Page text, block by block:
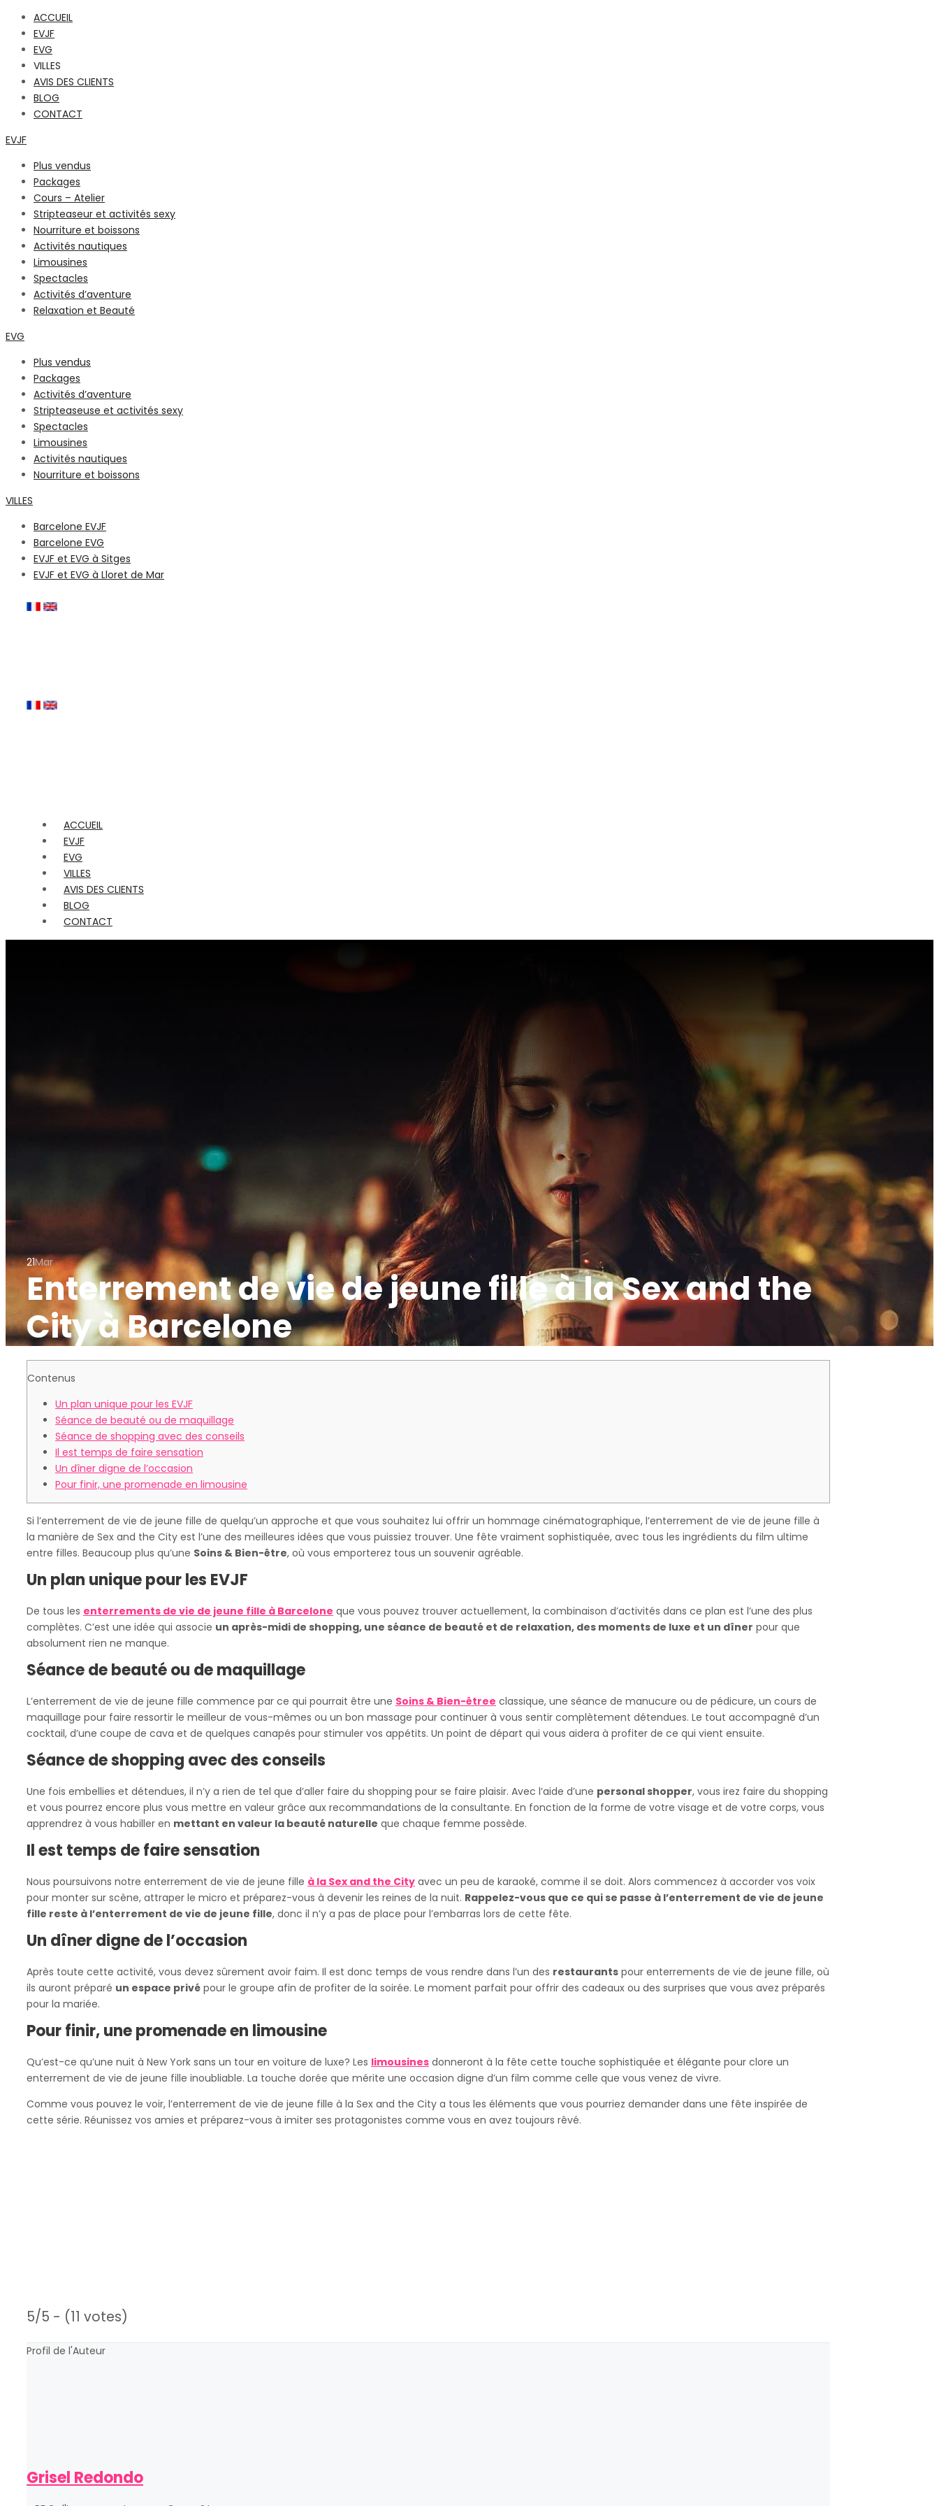
ACCUEIL
EVJF
EVG
VILLES
AVIS DES CLIENTS
BLOG
CONTACT
EVJF
Plus vendus
Packages
Cours – Atelier
Stripteaseur et activités sexy
Nourriture et boissons
Activités nautiques
Limousines
Spectacles
Activités d’aventure
Relaxation et Beauté
EVG
Plus vendus
Packages
Activités d’aventure
Stripteaseuse et activités sexy
Spectacles
Limousines
Activités nautiques
Nourriture et boissons
VILLES
Barcelone EVJF
Barcelone EVG
EVJF et EVG à Sitges
EVJF et EVG à Lloret de Mar
ACCUEIL
EVJF
EVG
VILLES
AVIS DES CLIENTS
BLOG
CONTACT
21Mar
Enterrement de vie de jeune fille à la Sex and the
City à Barcelone
Contenus
Un plan unique pour les EVJF
Séance de beauté ou de maquillage
Séance de shopping avec des conseils
Il est temps de faire sensation
Un dîner digne de l’occasion
Pour finir, une promenade en limousine
Si l’enterrement de vie de jeune fille de quelqu’un approche et que vous souhaitez lui offrir un hommage cinématographique, l’enterrement de vie de jeune fille à
la manière de Sex and the City est l’une des meilleures idées que vous puissiez trouver. Une fête vraiment sophistiquée, avec tous les ingrédients du film ultime
entre filles. Beaucoup plus qu’une Soins & Bien-être, où vous emporterez tous un souvenir agréable.
Un plan unique pour les EVJF
De tous les enterrements de vie de jeune fille à Barcelone que vous pouvez trouver actuellement, la combinaison d’activités dans ce plan est l’une des plus
complètes. C’est une idée qui associe un après-midi de shopping, une séance de beauté et de relaxation, des moments de luxe et un dîner pour que
absolument rien ne manque.
Séance de beauté ou de maquillage
L’enterrement de vie de jeune fille commence par ce qui pourrait être une Soins & Bien-êtree classique, une séance de manucure ou de pédicure, un cours de
maquillage pour faire ressortir le meilleur de vous-mêmes ou un bon massage pour continuer à vous sentir complètement détendues. Le tout accompagné d’un
cocktail, d’une coupe de cava et de quelques canapés pour stimuler vos appétits. Un point de départ qui vous aidera à profiter de ce qui vient ensuite.
Séance de shopping avec des conseils
Une fois embellies et détendues, il n’y a rien de tel que d’aller faire du shopping pour se faire plaisir. Avec l’aide d’une personal shopper, vous irez faire du shopping
et vous pourrez encore plus vous mettre en valeur grâce aux recommandations de la consultante. En fonction de la forme de votre visage et de votre corps, vous
apprendrez à vous habiller en mettant en valeur la beauté naturelle que chaque femme possède.
Il est temps de faire sensation
Nous poursuivons notre enterrement de vie de jeune fille à la Sex and the City avec un peu de karaoké, comme il se doit. Alors commencez à accorder vos voix
pour monter sur scène, attraper le micro et préparez-vous à devenir les reines de la nuit. Rappelez-vous que ce qui se passe à l’enterrement de vie de jeune
fille reste à l’enterrement de vie de jeune fille, donc il n’y a pas de place pour l’embarras lors de cette fête.
Un dîner digne de l’occasion
Après toute cette activité, vous devez sûrement avoir faim. Il est donc temps de vous rendre dans l’un des restaurants pour enterrements de vie de jeune fille, où
ils auront préparé un espace privé pour le groupe afin de profiter de la soirée. Le moment parfait pour offrir des cadeaux ou des surprises que vous avez préparés
pour la mariée.
Pour finir, une promenade en limousine
Qu’est-ce qu’une nuit à New York sans un tour en voiture de luxe? Les limousines donneront à la fête cette touche sophistiquée et élégante pour clore un
enterrement de vie de jeune fille inoubliable. La touche dorée que mérite une occasion digne d’un film comme celle que vous venez de vivre.
Comme vous pouvez le voir, l’enterrement de vie de jeune fille à la Sex and the City a tous les éléments que vous pourriez demander dans une fête inspirée de
cette série. Réunissez vos amies et préparez-vous à imiter ses protagonistes comme vous en avez toujours rêvé.
5/5 - (11 votes)
Profil de l'Auteur
Grisel Redondo